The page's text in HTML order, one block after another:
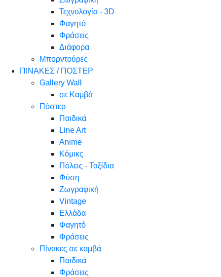
Τεχνολογία - 3D
Φαγητό
Φράσεις
Διάφορα
Μπορντούρες
ΠΙΝΑΚΕΣ / ΠΟΣΤΕΡ
Gallery Wall
σε Καμβά
Πόστερ
Παιδικά
Line Art
Anime
Κόμικς
Πόλεις - Ταξίδια
Φύση
Ζωγραφική
Vintage
Ελλάδα
Φαγητό
Φράσεις
Πίνακες σε καμβά
Παιδικά
Φράσεις